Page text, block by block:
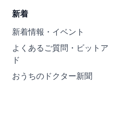
新着
新着情報・イベント
よくあるご質問・ビットア
ド
おうちのドクター新聞